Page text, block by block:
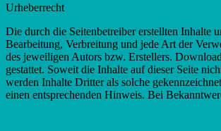
Urheberrecht
Die durch die Seitenbetreiber erstellten Inhalte
Bearbeitung, Verbreitung und jede Art der
des jeweiligen Autors bzw. Erstellers.
gestattet. Soweit die Inhalte auf dieser Seite
werden Inhalte Dritter als solche
einen entsprechenden Hinweis. Bei